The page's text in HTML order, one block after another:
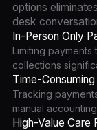
options
desk
In-Person Only
Limiting
collections
Time-
Tracking
manual
High-Value Care